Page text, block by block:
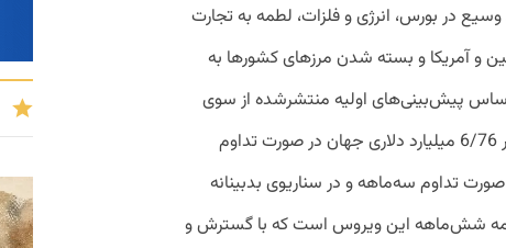
در بورس، انرژی و فلزات، ‌لطمه به تجارت
و آمریکا و بسته شدن مرزهای کشورها به
اساس پیش‌بینی‌های اولیه منتشرشده از سوی
بانک توسعه آسیا، بهترین سناریوی ممکن ضرر 6/76 میلیارد دلاری جهان در صورت تداوم
میلیارد دلاری در صورت تداوم سه‌ماهه و در سناریوی بدبینانه
در صورت ادامه شش‌ماهه این ویروس است که با گسترش و